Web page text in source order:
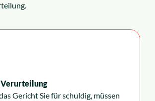
Gericht Sie für schuldig, müssen